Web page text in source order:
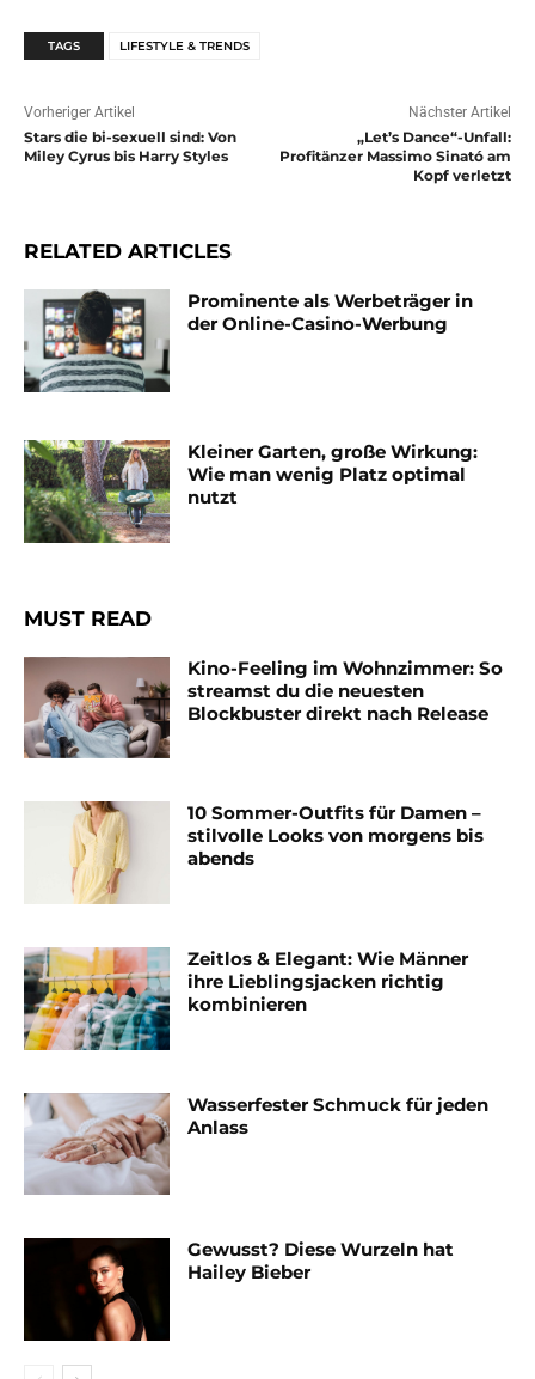
TAGS LIFESTYLE & TRENDS
Vorheriger Artikel
Stars die bi-sexuell sind: Von
Miley Cyrus bis Harry Styles
Nächster Artikel
„Let’s Dance“-Unfall:
Profitänzer Massimo Sinató am
Kopf verletzt
RELATED ARTICLES
Prominente als Werbeträger in
der Online-Casino-Werbung
Kleiner Garten, große Wirkung:
Wie man wenig Platz optimal
nutzt
MUST READ
Kino-Feeling im Wohnzimmer: So
streamst du die neuesten
Blockbuster direkt nach Release
10 Sommer-Outfits für Damen –
stilvolle Looks von morgens bis
abends
Zeitlos & Elegant: Wie Männer
ihre Lieblingsjacken richtig
kombinieren
Wasserfester Schmuck für jeden
Anlass
Gewusst? Diese Wurzeln hat
Hailey Bieber